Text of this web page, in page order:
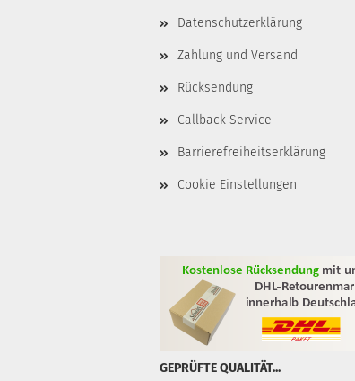
Datenschutzerklärung
Zahlung und Versand
Rücksendung
Callback Service
Barrierefreiheitserklärung
Cookie Einstellungen
GEPRÜFTE QUALITÄT...